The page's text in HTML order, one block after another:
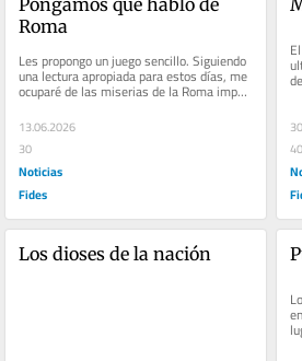
Roma
‎Les propongo un juego sencillo. Siguiendo
una lectura apropiada para estos días, me
ocuparé de las miserias de la Roma imperi
al, hace 2,000 años. Como ustedes no son
brutos romanos ni bolivianos, segurament
e aplicarán estas incidencias a algún reino.
..
13.06.2026
30
Noticias
Fides
40
Los dioses de la nación